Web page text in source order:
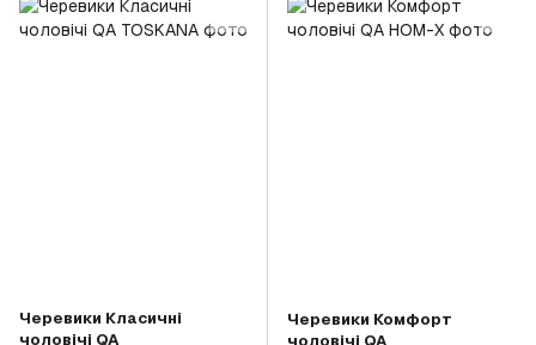
Черевики Класичні
чоловічі QA
Черевики Комфорт
чоловічі QA